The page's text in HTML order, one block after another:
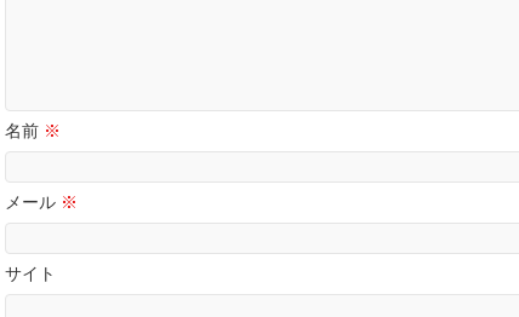
名前 ※
メール ※
サイト